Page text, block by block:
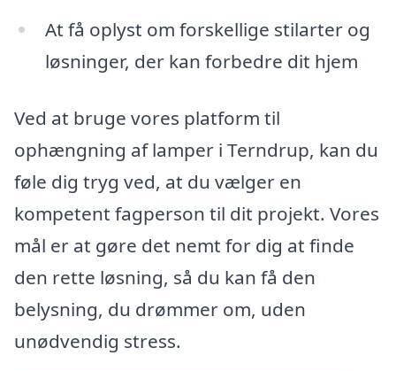
At få oplyst om forskellige stilarter og
løsninger, der kan forbedre dit hjem
Ved at bruge vores platform til
ophængning af lamper i Terndrup, kan du
føle dig tryg ved, at du vælger en
kompetent fagperson til dit projekt. Vores
mål er at gøre det nemt for dig at finde
den rette løsning, så du kan få den
belysning, du drømmer om, uden
unødvendig stress.